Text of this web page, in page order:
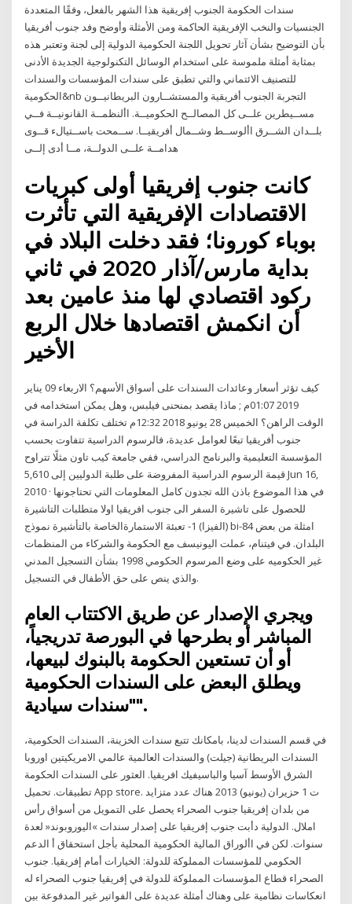
سندات الحكومة الجنوب إفريقية هذا الشهر بالفعل، وفقًا المتعددة
الجنسيات والنخب الإفريقية الحاكمة ومن الأمثلة وأوضح وفد جنوب أفريقيا
بأن التوضيح بشأن آثار تحويل اللجنة الحكومية الدولية إلى لجنة وتعتبر هذه
بمثابة أمثلة ملموسة على استخدام الوسائل التكنولوجية الجديدة الأدنى
للتصنيف الائتماني والتي تطبق على سندات المؤسسات والسندات
الحكومية&nb التجربة الجنوب أفريقية والمستشــارون البريطانيــون
مســيطرين علــى كل المصالــح الحكوميــة. األنظمــة القانونيــة فــي
بلــدان الشــرق األوســط وشــمال أفريقيــا. ســمحت باســتيالء قــوى
هدامــة علــى الدولــة، مــا أدى إلــى
كانت جنوب إفريقيا أولى كبريات
الاقتصادات الإفريقية التي تأثرت
بوباء كورونا؛ فقد دخلت البلاد في
بداية مارس/آذار 2020 في ثاني
ركود اقتصادي لها منذ عامين بعد
أن انكمش اقتصادها خلال الربع
الأخير
كيف تؤثر أسعار وعائدات السندات على أسواق الأسهم؟ الاربعاء 09 يناير
2019 01:07م ; ماذا يقصد بمنحنى فيلبس، وهل يمكن استخدامه في
الوقت الراهن؟ الخميس 28 يونيو 2018 12:32م تختلف تكلفة الدراسة في
جنوب أفريقيا تبعًا لعوامل عديدة، فالرسوم الدراسية تتفاوت بحسب
المؤسسة التعليمية والبرنامج الدراسي، ففي جامعة كيب تاون مثلًا تتراوح
قيمة الرسوم الدراسية المفروضة على طلبة الدوليين إلى 5,610 Jun 16,
2010 · في هذا الموضوع باذن الله تجدون كامل المعلومات التي تحتاجونها
للحصول على تاشيرة السفر الى جنوب افريقيا اولا متطلبات التاشيرة
(الفيزا) 1- تعبئة الاستمارةالخاصة بالتأشيرة نموذج bi-84 امثلة من بعض
البلدان. في فيتنام، عملت اليونيسف مع الحكومة والشركاء من المنظمات
غير الحكوميه على وضع المرسوم الحكومي 1998 بشأن التسجيل المدني
والذي ينص على حق الأطفال في التسجيل.
ويجري الإصدار عن طريق الاكتتاب العام
المباشر أو بطرحها في البورصة تدريجياً،
أو أن تستعين الحكومة بالبنوك لبيعها،
ويطلق البعض على السندات الحكومية
"سندات سيادية".
في قسم السندات لدينا، بامكانك تتبع سندات الخزينة، السندات الحكومية،
السندات البريطانية (جيلت) والسندات العالمية عالمي الامريكيتين اوروبا
الشرق الأوسط آسيا والباسيفيك افريقيا. العثور على السندات الحكومة
تطبيقات. تحميل App store. ت 1 حزيران (يونيو) 2013 هناك عدد متزايد
من بلدان إفريقيا جنوب الصحراء يحصل على التمويل من أسواق رأس
املال. الدولية دأبت جنوب إفريقيا على إصدار سندات »اليوروبوند« لعدة
سنوات. لكن في األوراق المالية الحكومية المحلية بأجل استحقاق أ الدعم
الحكومي للمؤسسات المملوكة للدولة: الخيارات أمام إفريقيا. جنوب
الصحراء قطاع المؤسسات المملوكة للدولة في إفريقيا جنوب الصحراء له
انعكاسات نظامية على وهناك أمثلة عديدة على الفواتير غير المدفوعة بين